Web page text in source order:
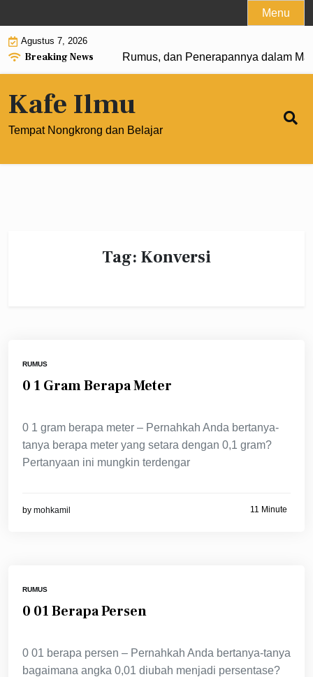
to
content
Menu
Agustus 7, 2026
Breaking News
0: Pengertian, Rumus, dan Penerapannya dalam
Kafe Ilmu
Tempat Nongkrong dan Belajar
Tag: Konversi
RUMUS
0 1 Gram Berapa Meter
0 1 gram berapa meter – Pernahkah Anda bertanya-
tanya berapa meter yang setara dengan 0,1 gram?
Pertanyaan ini mungkin terdengar
by mohkamil 11 Minute
RUMUS
0 01 Berapa Persen
0 01 berapa persen – Pernahkah Anda bertanya-tanya
bagaimana angka 0,01 diubah menjadi persentase?